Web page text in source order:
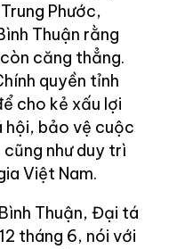
Phước,
Thuận rằng
căng thẳng.
quyền tỉnh
cho kẻ xấu lợi
hội, bảo vệ cuộc
cũng như duy trì
Việt Nam.
Thuận, Đại tá
tháng 6, nói với